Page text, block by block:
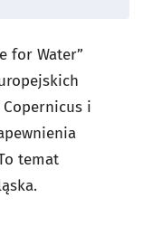
for Water”
i
temat